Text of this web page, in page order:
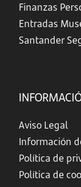
Finanzas
Entradas
Santander
Aviso Legal
Información
Política de
Política de